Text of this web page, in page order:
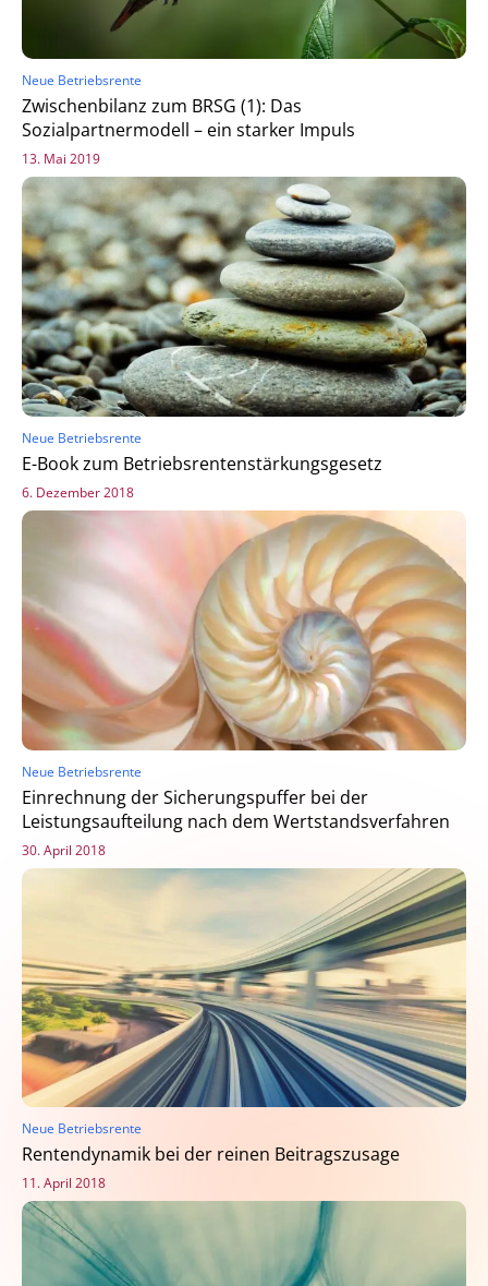
Neue Betriebsrente
Zwischenbilanz zum BRSG (1): Das
Sozialpartnermodell – ein starker Impuls
13. Mai 2019
Neue Betriebsrente
E-Book zum Betriebsrentenstärkungsgesetz
6. Dezember 2018
Neue Betriebsrente
Einrechnung der Sicherungspuffer bei der
Leistungsaufteilung nach dem Wertstandsverfahren
30. April 2018
Neue Betriebsrente
Rentendynamik bei der reinen Beitragszusage
11. April 2018